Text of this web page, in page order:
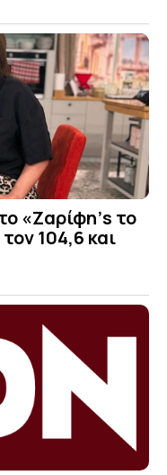
«Ζαρίφη’s το
104,6 και